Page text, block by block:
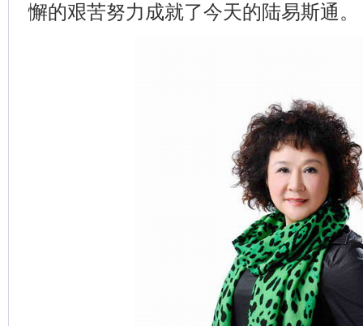
懈的艰苦努力成就了今天的陆易斯通。